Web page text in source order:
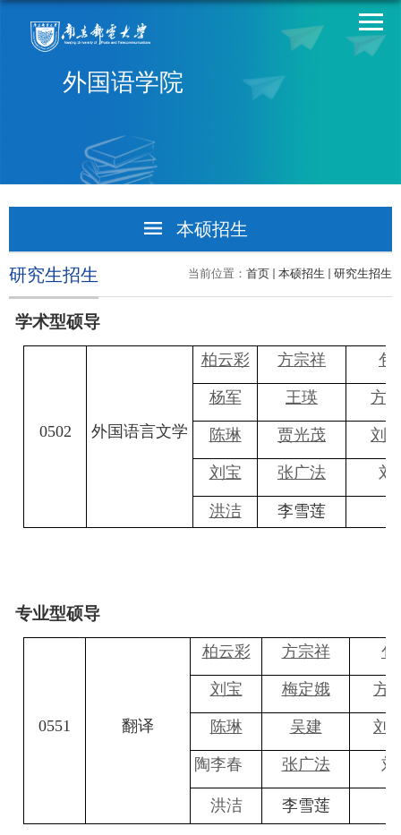
外国语学院
本硕招生
本科招生
当前位置： 首页 本硕招生 研究生招生
研究生招生
学术型硕导
0502 外国语言文学
柏云彩 方宗祥 包
杨军 王瑛 方
陈琳 贾光茂 刘
刘宝 张广法 刘
洪洁 李雪莲
专业型硕导
0551 翻译
柏云彩 方宗祥 包
刘宝 梅定娥 方
陈琳 吴建 刘
陶李春 张广法 刘
洪洁 李雪莲